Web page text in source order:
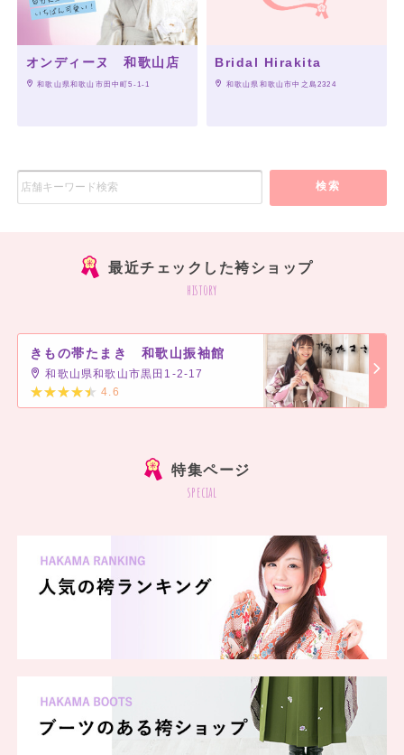
オンディーヌ 和歌山店
和歌山県和歌山市田中町5-1-1
Bridal Hirakita
和歌山県和歌山市中之島2324
検索
最近チェックした袴ショップ
history
きもの帯たまき 和歌山振袖館
和歌山県和歌山市黒田1-2-17
4.6
特集ページ
special